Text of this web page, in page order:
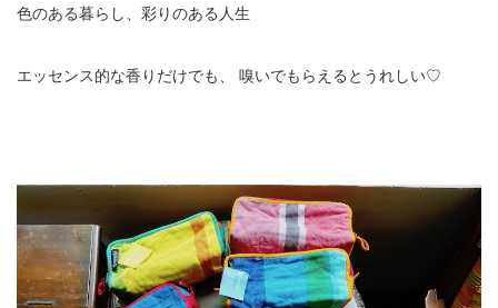
色のある暮らし、彩りのある人生
エッセンス的な香りだけでも、 嗅いでもらえるとうれしい♡